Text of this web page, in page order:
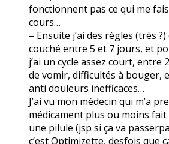
fonctionnent pas ce qui me
cours…
– Ensuite j’ai des règles (très
couché entre 5 et 7 jours, et
j’ai un cycle assez court, entre
de vomir, difficultés à bouger,
anti douleurs inefficaces…
J’ai vu mon médecin qui m’a
médicament plus ou moins
une pilule (jsp si ça va
c’est Optimizette, desfois que